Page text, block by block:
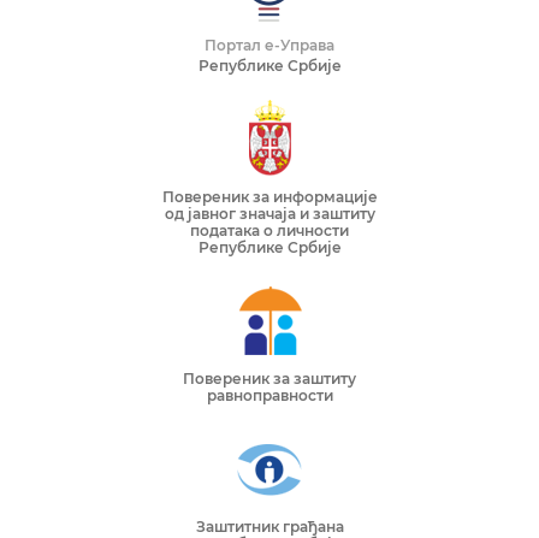
Портал е-Управа
Републике Србије
Повереник за информације
од јавног значаја и заштиту
података о личности
Републике Србије
Повереник за заштиту
равноправности
Заштитник грађана